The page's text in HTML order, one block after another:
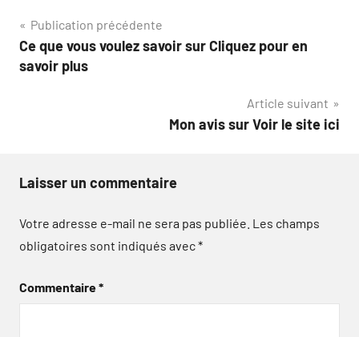
Navigation
de
Publication précédente
Ce que vous voulez savoir sur Cliquez pour en
savoir plus
Article suivant
Mon avis sur Voir le site ici
Laisser un commentaire
Votre adresse e-mail ne sera pas publiée. Les champs
obligatoires sont indiqués avec*
Commentaire*